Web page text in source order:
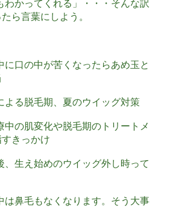
わかってくれる」・・・そんな訳
ら言葉にしよう。
に口の中が苦くなったらあめ玉と
よる脱毛期、夏のウイッグ対策
中の肌変化や脱毛期のトリートメ
きっかけ
、生え始めのウイッグ外し時って
は鼻毛もなくなります。そう大事